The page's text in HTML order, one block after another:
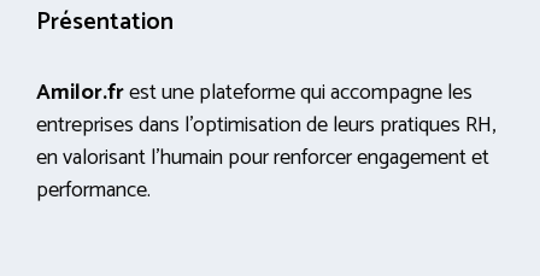
Présentation
Amilor.frest une plateforme qui accompagne les
entreprises dans l’optimisation de leurs pratiques RH,
en valorisant l’humain pour renforcer engagement et
performance.